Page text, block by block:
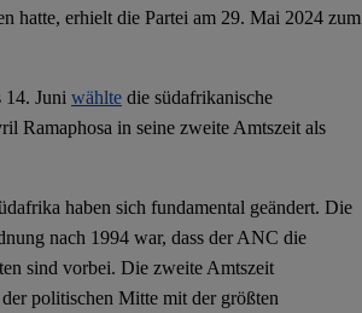
hatte, erhielt die Partei am 29. Mai 2024 zum
14. Juni wähltedie südafrikanische
Ramaphosa in seine zweite Amtszeit als
haben sich fundamental geändert. Die
nach 1994 war, dass der ANC die
sind vorbei. Die zweite Amtszeit
politischen Mitte mit der größten